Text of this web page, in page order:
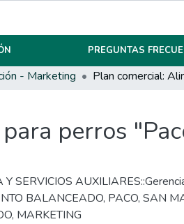
PREGUNTAS
- Marketing
perros
SERVICIOS
BALANCEADO, PACO, SAN
, MARKETING